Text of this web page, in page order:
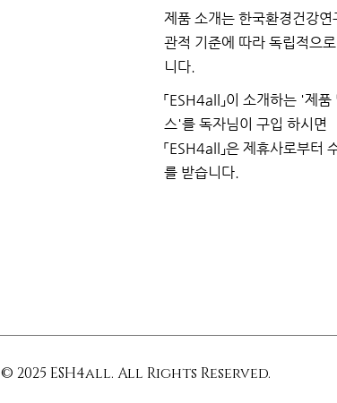
제품 소개는 한국환경건강연
관적 기준에 따라 독립적으
니다.
「ESH4all」이 소개하는 '제품
스'를 독자님이구입하시면
「ESH4all」은 제휴사로부터
를 받습니다.
© 2025 ESH4all. All Rights Reserved.